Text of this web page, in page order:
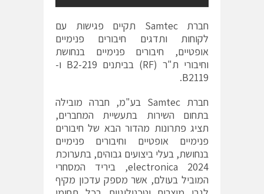
חברתSamtec תקיים פגישות עם
לקוחות ותדגים חיבורים פנימיים
אופטיים, חיבורים פנימיים בנחושת
וחיבורי ת"ר (RF) בביתנים B2-219 ו-
B2119
.
חברת Samtec בע"מ, חברה מובילה
בתחום השירות בתעשיית המחברים,
תציג פתרונות מהדור הבא של חיבורים
פנימיים אופטיים וחיבורים פנימיים
בנחושת, בעלי ביצועים גבוהים, בתערוכת
electronica 2024, ביריד המסחרי
המוביל בעולם, אשר מספק עדכון מקיף